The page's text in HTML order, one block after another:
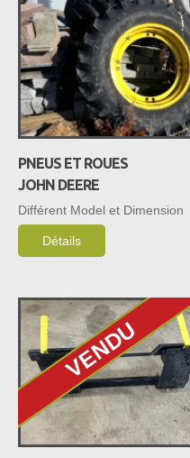
PNEUS ET ROUES
JOHN DEERE
Différent Model et Dimension
Détails
VENDU